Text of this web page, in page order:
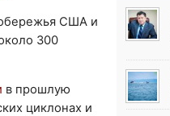
США и
300
в прошлую
циклонах и